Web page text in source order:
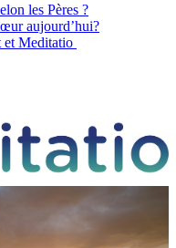
les Pères ?
aujourd’hui?
et Meditatio